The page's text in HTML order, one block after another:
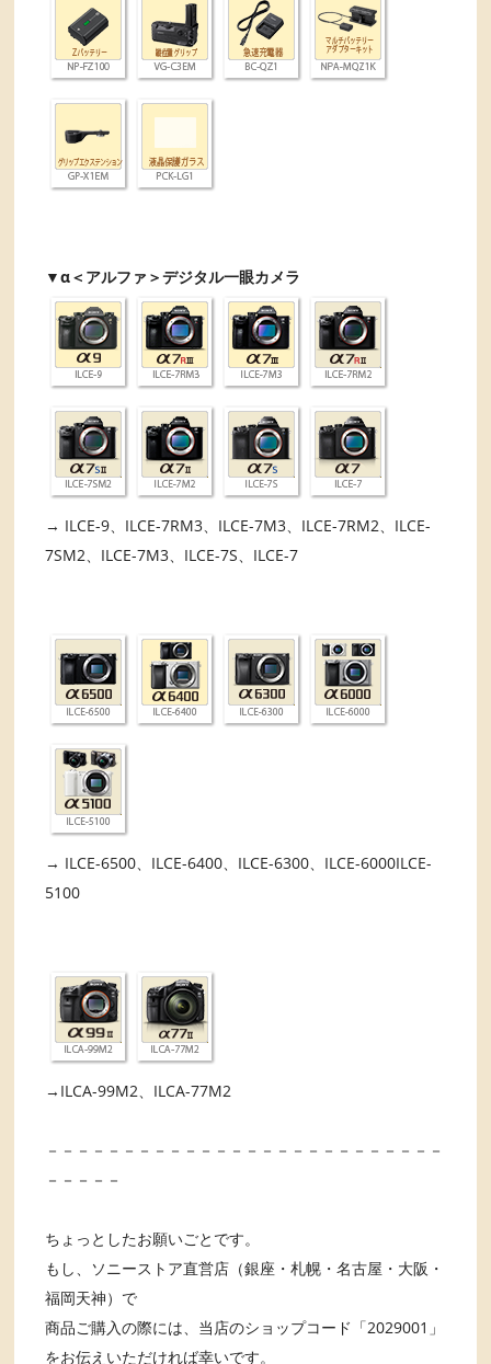
▼α＜アルファ＞デジタル一眼カメラ
→ ILCE-9、ILCE-7RM3、ILCE-7M3、ILCE-7RM2、ILCE-
7SM2、ILCE-7M3、ILCE-7S、ILCE-7
→ ILCE-6500、ILCE-6400、ILCE-6300、ILCE-6000ILCE-
5100
→ILCA-99M2、ILCA-77M2
－－－－－－－－－－－－－－－－－－－－－－－－－－
－－－－－
ちょっとしたお願いごとです。
もし、ソニーストア直営店（銀座・札幌・名古屋・大阪・
福岡天神）で
商品ご購入の際には、当店のショップコード「2029001」
をお伝えいただければ幸いです。